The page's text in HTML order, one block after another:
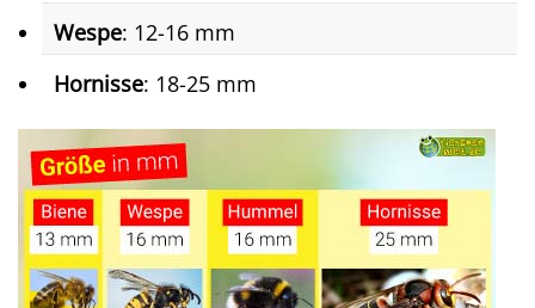
Wespe: 12-16 mm
Hornisse: 18-25 mm